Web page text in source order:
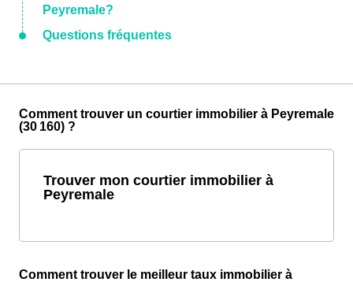
Peyremale?
Questions fréquentes
Comment trouver un courtier immobilier à Peyremale
(30 160) ?
Trouver mon courtier immobilier à
Peyremale
Comment trouver le meilleur taux immobilier à